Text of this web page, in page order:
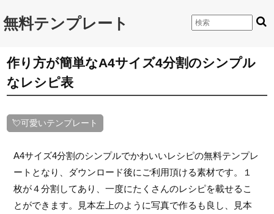
無料テンプレート
作り方が簡単なA4サイズ4分割のシンプル
なレシピ表
💘可愛いテンプレート
A4サイズ4分割のシンプルでかわいいレシピの無料テンプレ
ートとなり、ダウンロード後にご利用頂ける素材です。１
枚が４分割してあり、一度にたくさんのレシピを載せるこ
とができます。見本左上のように写真で作るも良し、見本